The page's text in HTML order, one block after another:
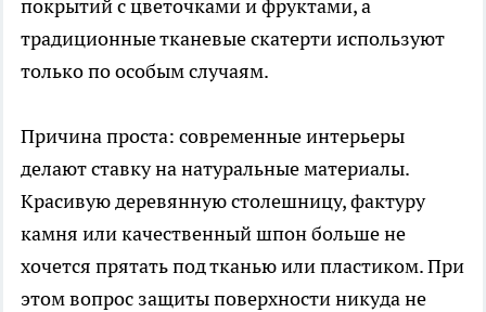
покрытий с цветочками и фруктами, а
традиционные тканевые скатерти используют
только по особым случаям.
Причина проста: современные интерьеры
делают ставку на натуральные материалы.
Красивую деревянную столешницу, фактуру
камня или качественный шпон больше не
хочется прятать под тканью или пластиком. При
этом вопрос защиты поверхности никуда не